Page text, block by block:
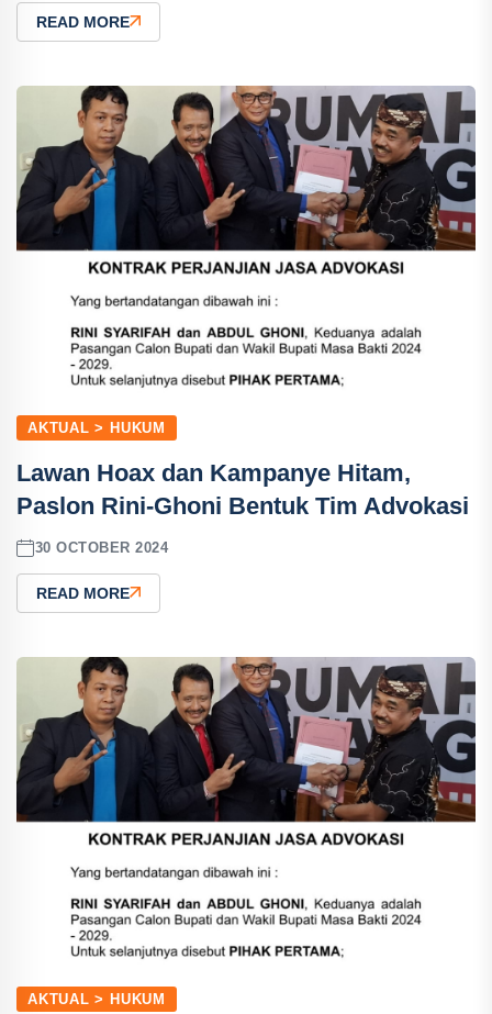
READ MORE
AKTUAL > HUKUM
Lawan Hoax dan Kampanye Hitam,
Paslon Rini-Ghoni Bentuk Tim Advokasi
30 OCTOBER 2024
READ MORE
AKTUAL > HUKUM